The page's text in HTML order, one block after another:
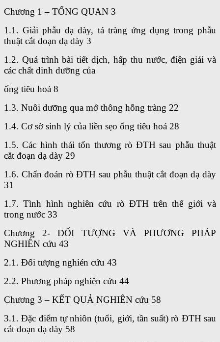
Chương 1 – TỔNG QUAN 3
1.1. Giải phẫu dạ dày, tá tràng ứng dụng trong phẫu
thuật cắt đoạn dạ dày 3
1.2. Quá trình bài tiết dịch, hấp thu nước, điện giải và
các chất dinh dưỡng của
ống tiêu hoá 8
1.3. Nuôi dưỡng qua mở thông hỗng tràng 22
1.4. Cơ sờ sinh lý của liền sẹo ống tiêu hoá 28
1.5. Các hình thái tổn thương rò ĐTH sau phẫu thuật
cắt đoạn dạ dày 29
1.6. Chẩn đoán rò ĐTH sau phẫu thuật cắt đoạn dạ dày
31
1.7. Tình hình nghiên cứu rò ĐTH trên thế giới và
trong nước 33
Chương 2- ĐỐI TƯỢNG VÀ PHƯƠNG PHÁP
NGHIÊN cứu 43
2.1. Đối tượng nghién cứu 43
2.2. Phương pháp nghiên cứu 44
Chương 3 – KẾT QUẢ NGHIÊN cứu 58
3.1. Đặc điểm tự nhiôn (tuổi, giới, tần suất) rò ĐTH sau
cắt đoạn dạ dày 58